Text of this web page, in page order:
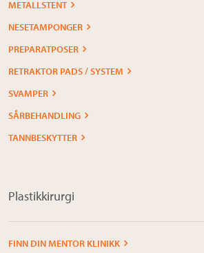
METALLSTENT
NESETAMPONGER
PREPARATPOSER
RETRAKTOR PADS / SYSTEM
SVAMPER
SÅRBEHANDLING
TANNBESKYTTER
Plastikkirurgi
FINN DIN MENTOR KLINIKK